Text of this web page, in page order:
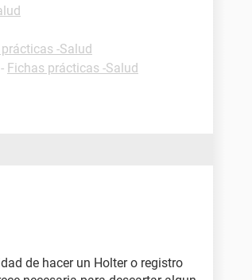
-Salud
- Fichas prácticas -Salud
de hacer un Holter o registro